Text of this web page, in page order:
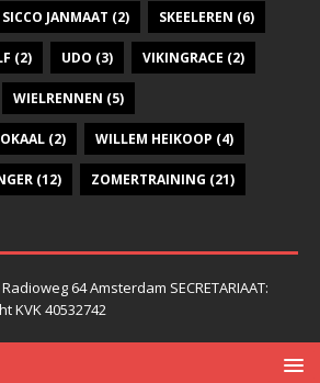
SICCO JANMAAT (2) SKEELEREN (6)
(2) UDO (3) VIKINGRACE (2)
WIELRENNEN (5)
(2) WILLEM HEIKOOP (4)
(12) ZOMERTRAINING (21)
64 Amsterdam SECRETARIAAT:
KVK 40532742